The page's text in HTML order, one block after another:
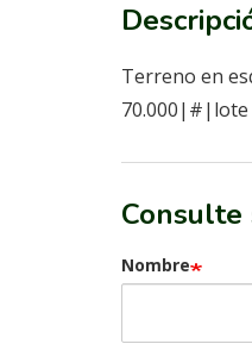
Terreno en
70.000|#|lote
Nombre